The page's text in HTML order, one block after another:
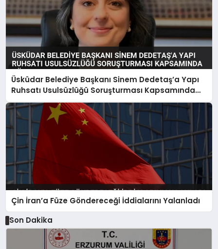
Üsküdar Belediye Başkanı Sinem Dedetaş’a Yapı
Ruhsatı Usulsüzlüğü Soruşturması Kapsamında
Gözaltı
Çin İran’a Füze Göndereceği İddialarını Yalanladı
Son Dakika